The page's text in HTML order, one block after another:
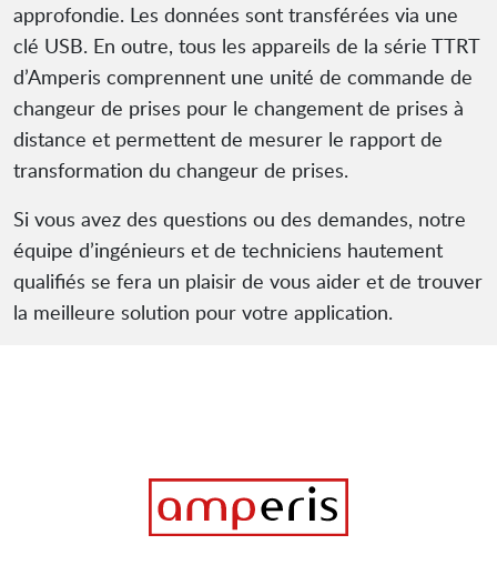
approfondie. Les données sont transférées via une
clé USB. En outre, tous les appareils de la série TTRT
d’Amperis comprennent une unité de commande de
changeur de prises pour le changement de prises à
distance et permettent de mesurer le rapport de
transformation du changeur de prises.
Si vous avez des questions ou des demandes, notre
équipe d’ingénieurs et de techniciens hautement
qualifiés se fera un plaisir de vous aider et de trouver
la meilleure solution pour votre application.